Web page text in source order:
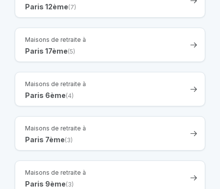
Paris 12ème(7)
Maisons de retraite à
Paris 17ème(5)
Maisons de retraite à
Paris 6ème(4)
Maisons de retraite à
Paris 7ème(3)
Maisons de retraite à
Paris 9ème(3)